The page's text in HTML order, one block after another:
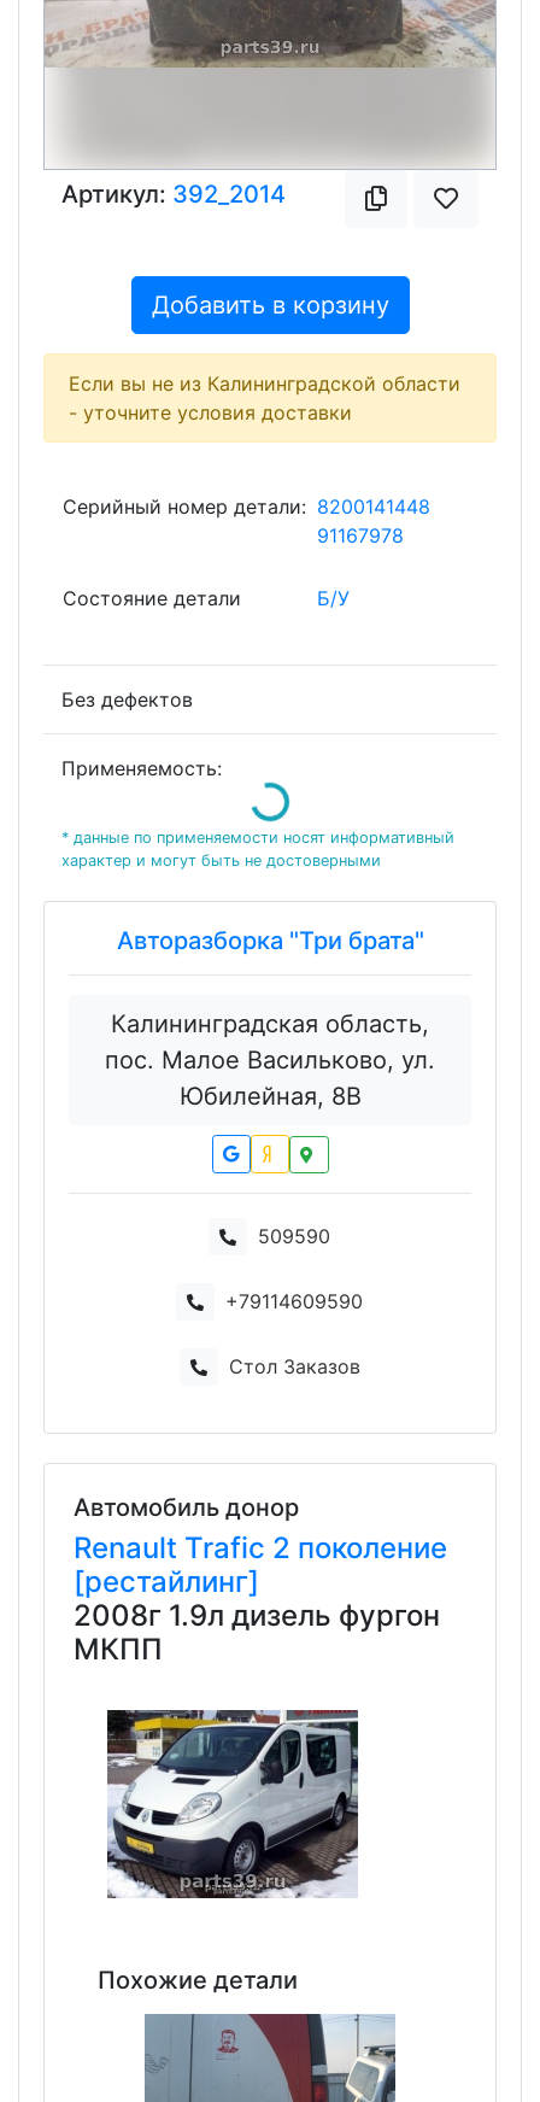
Артикул: 392_2014
Добавить в корзину
Если вы не из Калининградской области
- уточните условия доставки
Серийный номер детали: 8200141448
91167978
Состояние детали Б/У
Без дефектов
Применяемость:
Loading...
* данные по применяемости носят информативный
характер и могут быть не достоверными
Авторазборка "Три брата"
Калининградская область,
пос. Малое Васильково, ул.
Юбилейная, 8В
509590
+79114609590
Стол Заказов
Автомобиль донор
Renault Trafic 2 поколение
[рестайлинг]
2008г 1.9л дизель фургон
МКПП
Похожие детали